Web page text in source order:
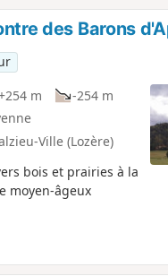
des Barons
m
-254 m
Ville (Lozère)
bois et prairies à la
moyen-âgeux